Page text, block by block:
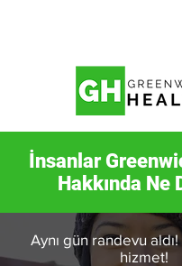
İnsanlar
Hakkında Ne
Aynı gün randevu
hizmet!